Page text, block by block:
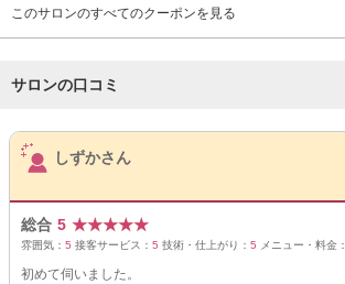
このサロンのすべてのクーポンを見る
サロンの口コミ
サロンPick Up
しずかさん
総合 5 ★★★★★
雰囲気： 5 接客サービス： 5 技術・仕上がり： 5 メニュー・料金：
初めて伺いました。